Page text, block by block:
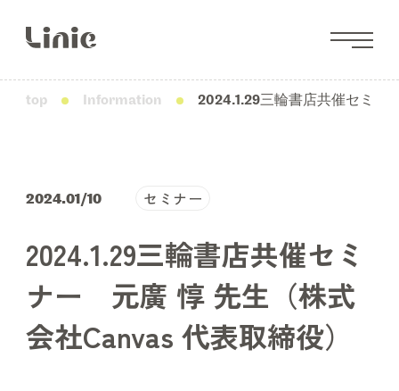
top Information 2024.1.29三輪書店共催セミナ
2024.01/10 セミナー
2024.1.29三輪書店共催セミ
ナー 元廣 惇 先生（株式
会社Canvas 代表取締役）